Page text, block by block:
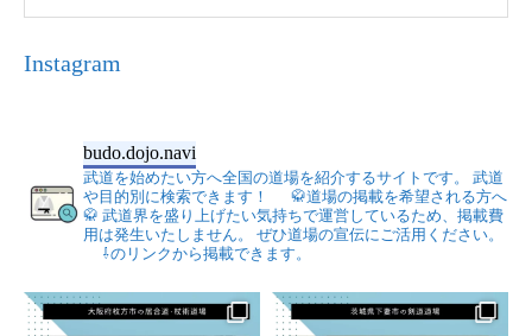
Instagram
budo.dojo.navi
武道を始めたい方へ全国の道場を紹介するサイトです。
武道
や目的別に検索できます！
🥋道場の掲載を希望される方へ
🥋 武道界を盛り上げたい気持ちで運営しているため、掲載費
用は発生いたしません。
ぜひ道場の宣伝にご活用ください。
⇩のリンクから掲載できます。